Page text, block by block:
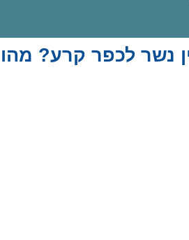
נשר לכפר קרע? מהו